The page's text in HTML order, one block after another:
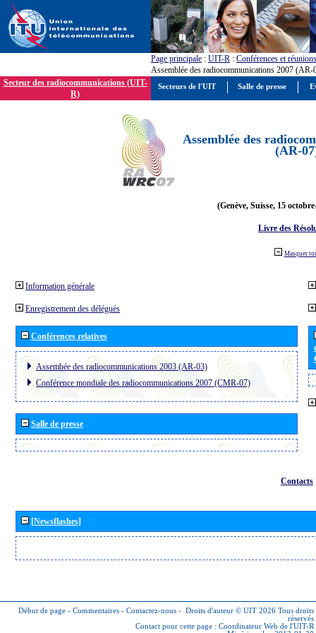
Page principale : UIT-R : Conférences et réunions
Assemblée des radiocommunications 2007 (AR-
Secteur des radiocommunications (UIT-
R)
Assemblée des
(AR-
(Genève, Suisse, 15
Livre des
Masquer
Information générale
Enregistrement des délégués
Conférences relatives
Assembée des radiocommunications 2003 (AR-03)
Conférence mondiale des radiocommunications 2007 (CMR-07)
Salle de presse
Contacts
[Newsflashes]
Début de page - Commentaires - Contactez-nous - Droits d'auteur © UIT 2026 Tous droits
réservés
Contact pour cette page : Coordinateur Web de l'UIT-R
Secteurs de l'UIT Salle de presse